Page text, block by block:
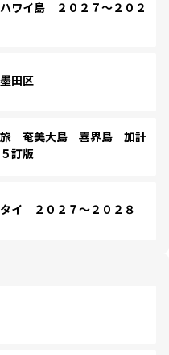
ワイ島 ２０２７～２０２
田区
奄美大島 喜界島 加計
訂版
イ ２０２７～２０２８